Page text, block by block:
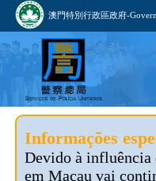
澳門特別行政區政府-
Informações
Devido à influência
em Macau vai